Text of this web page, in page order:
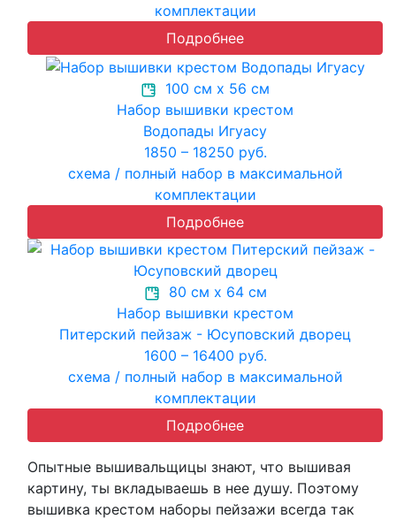
комплектации
Подробнее
100 см х 56 см
Набор вышивки крестом
Водопады Игуасу
1850 – 18250 руб.
схема / полный набор в максимальной
комплектации
Подробнее
80 см х 64 см
Набор вышивки крестом
Питерский пейзаж - Юсуповский дворец
1600 – 16400 руб.
схема / полный набор в максимальной
комплектации
Подробнее
Опытные вышивальщицы знают, что вышивая
картину, ты вкладываешь в нее душу. Поэтому
вышивка крестом наборы пейзажи всегда так